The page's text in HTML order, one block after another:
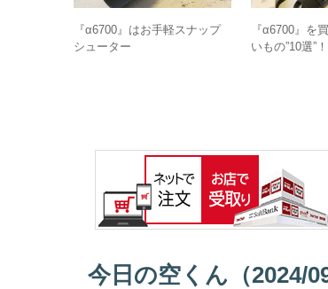
『α6700』はお手軽スナップ
シューター
『α6700』を
いもの”10選”！
今日の空くん（2024/